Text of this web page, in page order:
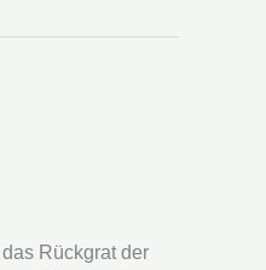
Rückgrat der